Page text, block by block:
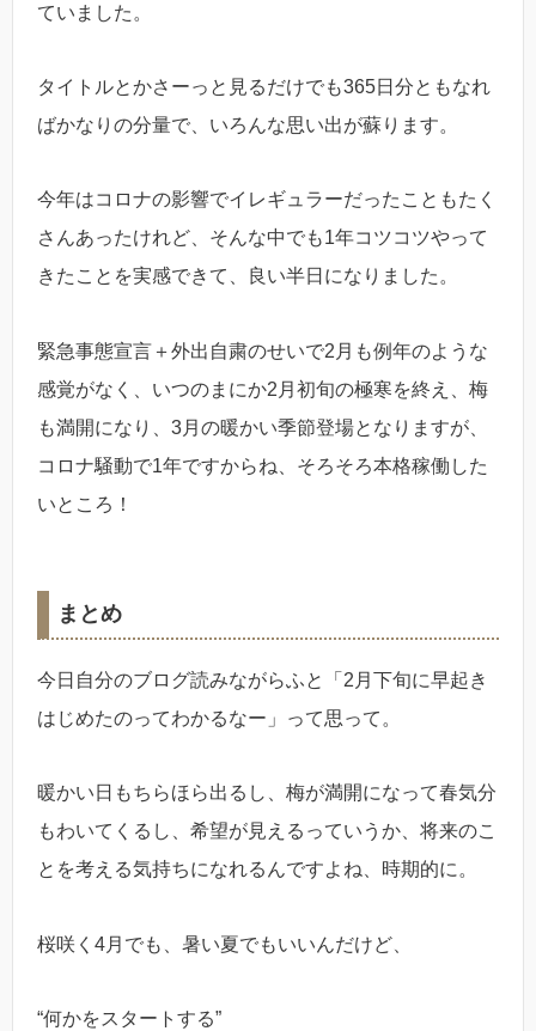
ていました。
タイトルとかさーっと見るだけでも365日分ともなれ
ばかなりの分量で、いろんな思い出が蘇ります。
今年はコロナの影響でイレギュラーだったこともたく
さんあったけれど、そんな中でも1年コツコツやって
きたことを実感できて、良い半日になりました。
緊急事態宣言＋外出自粛のせいで2月も例年のような
感覚がなく、いつのまにか2月初旬の極寒を終え、梅
も満開になり、3月の暖かい季節登場となりますが、
コロナ騒動で1年ですからね、そろそろ本格稼働した
いところ！
まとめ
今日自分のブログ読みながらふと「2月下旬に早起き
はじめたのってわかるなー」って思って。
暖かい日もちらほら出るし、梅が満開になって春気分
もわいてくるし、希望が見えるっていうか、将来のこ
とを考える気持ちになれるんですよね、時期的に。
桜咲く4月でも、暑い夏でもいいんだけど、
“何かをスタートする”